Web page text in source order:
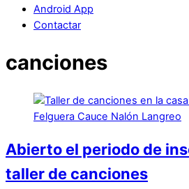
Android App
Contactar
canciones
Abierto el periodo de
taller de canciones